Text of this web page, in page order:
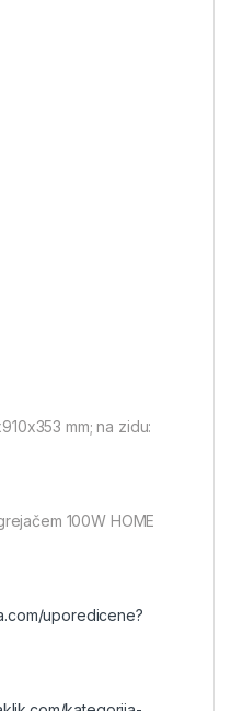
mm; na zidu:
100W HOME
uporedicene?